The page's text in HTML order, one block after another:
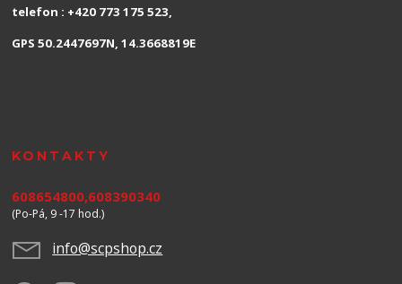
telefon : +420 773 175 523,
GPS 50.2447697N, 14.3668819E
KONTAKTY
608654800,608390340
(Po-Pá, 9 -17 hod.)
info@scpshop.cz